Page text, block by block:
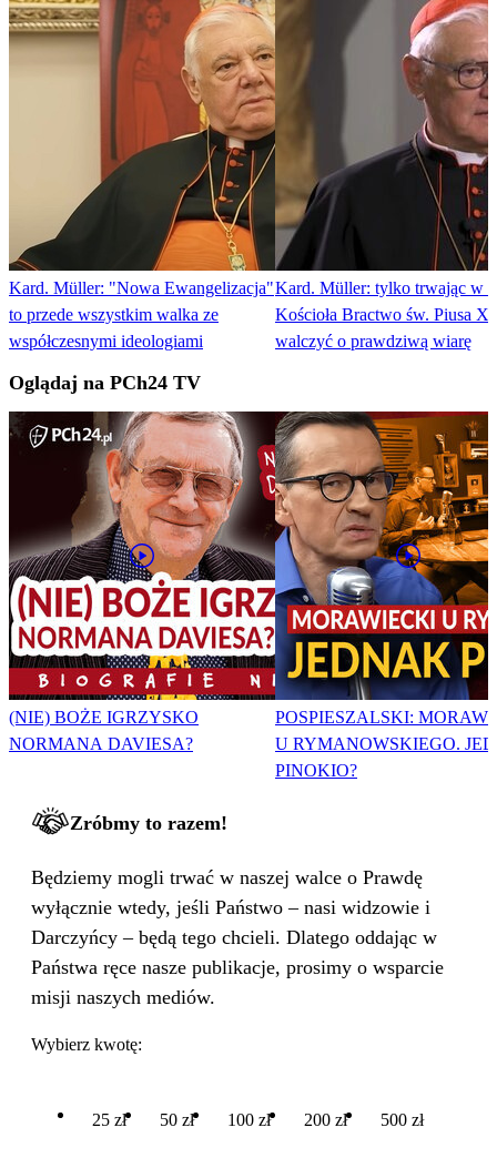
Kard. Müller: "Nowa Ewangelizacja"
to przede wszystkim walka ze
współczesnymi ideologiami
Kard. Müller: tylko trwając w
Kościoła Bractwo św. Piusa X
walczyć o prawdziwą wiarę
Oglądaj na PCh24 TV
(NIE) BOŻE IGRZYSKO
NORMANA DAVIESA?
POSPIESZALSKI:
U RYMANOWSKIEGO.
PINOKIO?
Zróbmy to razem!
Będziemy mogli trwać w naszej walce o Prawdę
wyłącznie wtedy, jeśli Państwo – nasi widzowie i
Darczyńcy – będą tego chcieli. Dlatego oddając w
Państwa ręce nasze publikacje, prosimy o wsparcie
misji naszych mediów.
Wybierz kwotę:
25 zł 50 zł 100 zł 200 zł 500 zł